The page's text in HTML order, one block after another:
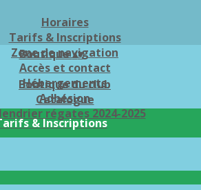
Horaires
Tarifs & Inscriptions
Zone de navigation
Accès et contact
Hébergements
Adhésion
régates 2024-2025
Boutique▴▾
Boutique du club
Catalogue
& Inscriptions